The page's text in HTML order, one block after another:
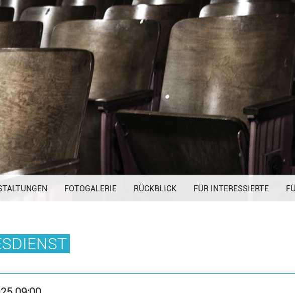
überspringen
FOTOGALERIE RÜCKBLICK FÜR INTERESSIERTE